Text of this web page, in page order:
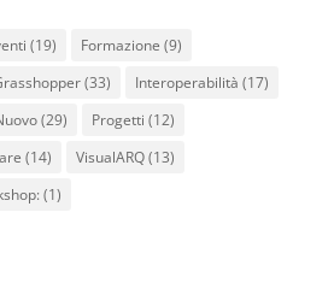
(19) Formazione (9)
(33) Interoperabilità (17)
(29) Progetti (12)
(14) VisualARQ(13)
(1)